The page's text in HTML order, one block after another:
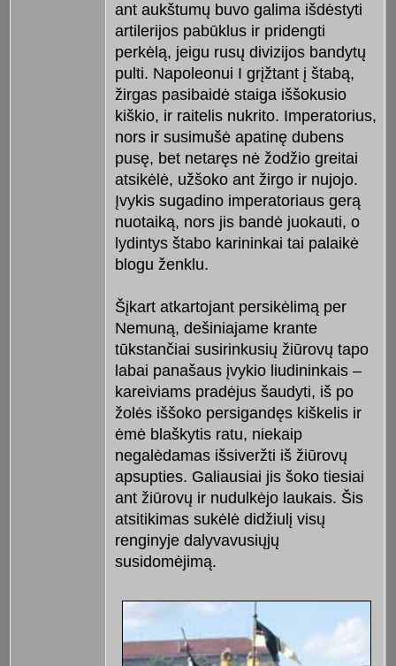
ant aukštumų buvo galima išdėstyti
artilerijos pabūklus ir pridengti
perkėlą, jeigu rusų divizijos bandytų
pulti. Napoleonui I grįžtant į štabą,
žirgas pasibaidė staiga iššokusio
kiškio, ir raitelis nukrito. Imperatorius,
nors ir susimušė apatinę dubens
pusę, bet netaręs nė žodžio greitai
atsikėlė, užšoko ant žirgo ir nujojo.
Įvykis sugadino imperatoriaus gerą
nuotaiką, nors jis bandė juokauti, o
lydintys štabo karininkai tai palaikė
blogu ženklu.
Šįkart atkartojant persikėlimą per
Nemuną, dešiniajame krante
tūkstančiai susirinkusių žiūrovų tapo
labai panašaus įvykio liudininkais –
kareiviams pradėjus šaudyti, iš po
žolės iššoko persigandęs kiškelis ir
ėmė blaškytis ratu, niekaip
negalėdamas išsiveržti iš žiūrovų
apsupties. Galiausiai jis šoko tiesiai
ant žiūrovų ir nudulkėjo laukais. Šis
atsitikimas sukėlė didžiulį visų
renginyje dalyvavusiųjų
susidomėjimą.